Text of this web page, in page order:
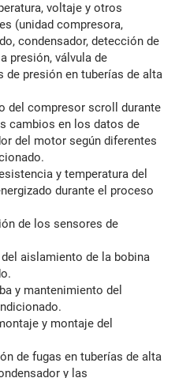
voltaje y otros
(unidad compresora,
condensador, detección de
presión, válvula de
de presión en tuberías de alta
del compresor scroll durante
cambios en los datos de
del motor según diferentes
y temperatura del
durante el proceso
de los sensores de
aislamiento de la bobina
y mantenimiento del
y montaje del
de fugas en tuberías de alta
y las